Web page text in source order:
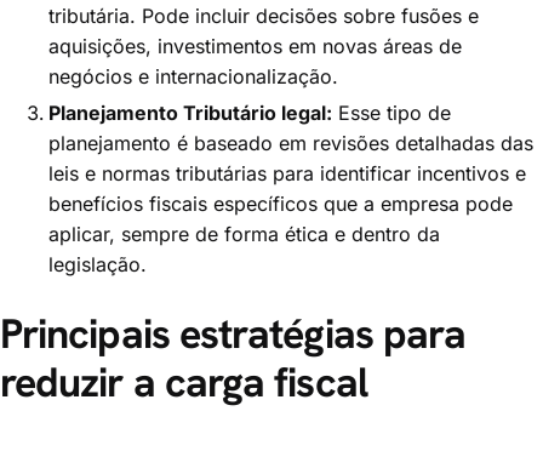
tributária. Pode incluir decisões sobre fusões e
aquisições, investimentos em novas áreas de
negócios e internacionalização.
Planejamento Tributário legal: Esse tipo de
planejamento é baseado em revisões detalhadas das
leis e normas tributárias para identificar incentivos e
benefícios fiscais específicos que a empresa pode
aplicar, sempre de forma ética e dentro da
legislação.
Principais estratégias para
reduzir a carga fiscal